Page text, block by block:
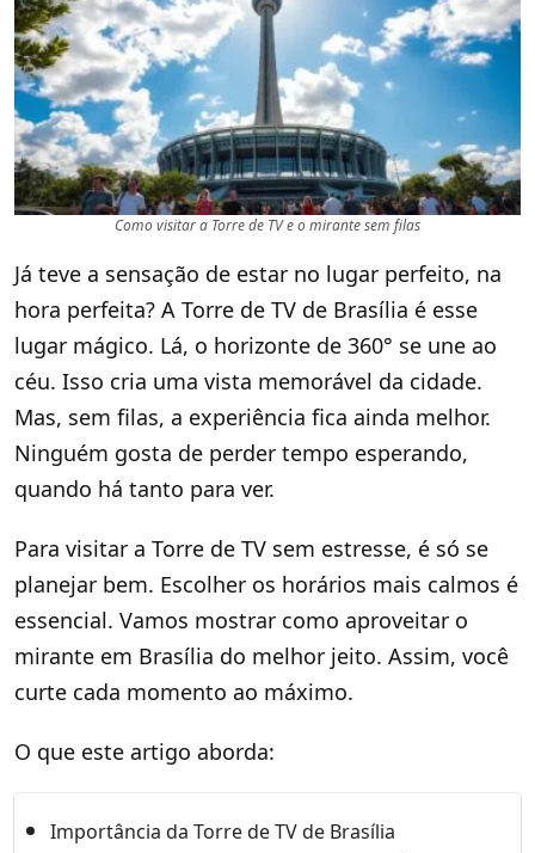
Como visitar a Torre de TV e o mirante sem filas
Já teve a sensação de estar no lugar perfeito, na
hora perfeita? A Torre de TV de Brasília é esse
lugar mágico. Lá, o horizonte de 360° se une ao
céu. Isso cria uma vista memorável da cidade.
Mas, sem filas, a experiência fica ainda melhor.
Ninguém gosta de perder tempo esperando,
quando há tanto para ver.
Para visitar a Torre de TV sem estresse, é só se
planejar bem. Escolher os horários mais calmos é
essencial. Vamos mostrar como aproveitar o
mirante em Brasília do melhor jeito. Assim, você
curte cada momento ao máximo.
O que este artigo aborda:
Importância da Torre de TV de Brasília